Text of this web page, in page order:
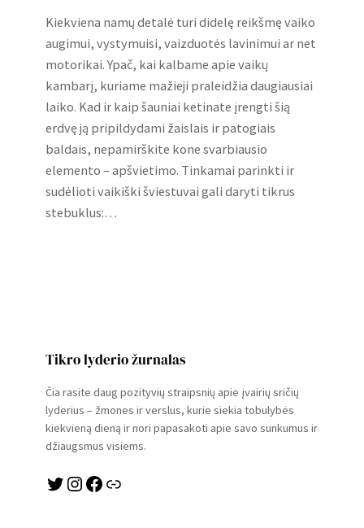
Kiekviena namų detalė turi didelę reikšmę vaiko
augimui, vystymuisi, vaizduotės lavinimui ar net
motorikai. Ypač, kai kalbame apie vaikų
kambarį, kuriame mažieji praleidžia daugiausiai
laiko. Kad ir kaip šauniai ketinate įrengti šią
erdvę ją pripildydami žaislais ir patogiais
baldais, nepamirškite kone svarbiausio
elemento – apšvietimo. Tinkamai parinkti ir
sudėlioti vaikiški šviestuvai gali daryti tikrus
stebuklus:…
Tikro lyderio žurnalas
Čia rasite daug pozityvių straipsnių apie įvairių sričių
lyderius – žmones ir verslus, kurie siekia tobulybės
kiekvieną dieną ir nori papasakoti apie savo sunkumus ir
džiaugsmus visiems.
Twitter Instagram Facebook Link